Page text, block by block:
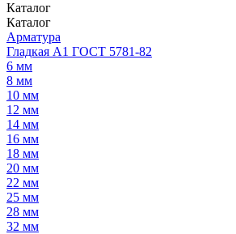
Каталог
Каталог
Арматура
Гладкая А1 ГОСТ 5781-82
6 мм
8 мм
10 мм
12 мм
14 мм
16 мм
18 мм
20 мм
22 мм
25 мм
28 мм
32 мм